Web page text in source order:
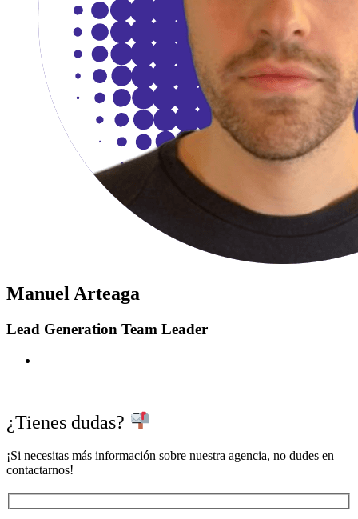
Manuel Arteaga
Lead Generation Team Leader
¿Tienes dudas?
¡Si necesitas más información sobre nuestra agencia, no dudes en
contactarnos!